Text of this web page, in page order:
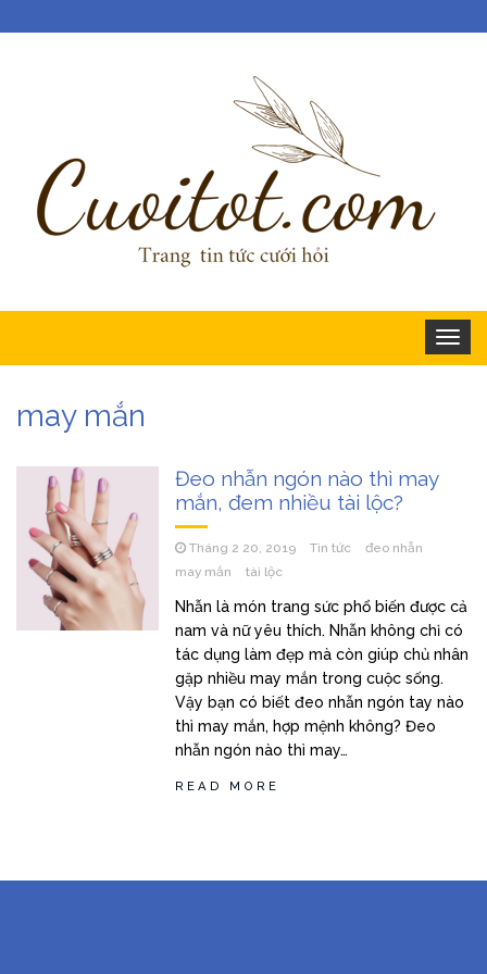
may mắn
Đeo nhẫn ngón nào thì may
mắn, đem nhiều tài lộc?
Tháng 2 20, 2019 Tin tức
đeo nhẫn
may mắn
tài lộc
Nhẫn là món trang sức phổ biến được cả
nam và nữ yêu thích. Nhẫn không chỉ có
tác dụng làm đẹp mà còn giúp chủ nhân
gặp nhiều may mắn trong cuộc sống.
Vậy bạn có biết đeo nhẫn ngón tay nào
thì may mắn, hợp mệnh không? Đeo
nhẫn ngón nào thì may…
READ MORE